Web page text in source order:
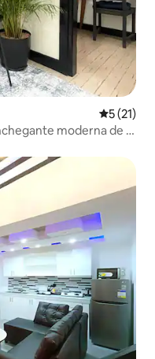
5 de uma
5 (21)
moderna de 2